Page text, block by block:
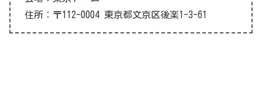
住所：〒112-0004 東京都文京区後楽1-3-61